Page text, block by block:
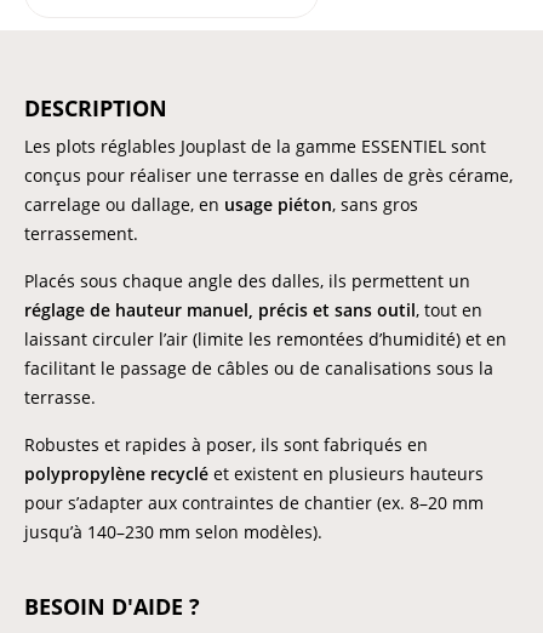
DESCRIPTION
Les plots réglables Jouplast de la gamme ESSENTIEL sont
conçus pour réaliser une terrasse en dalles de grès cérame,
carrelage ou dallage, en usage piéton, sans gros
terrassement.
Placés sous chaque angle des dalles, ils permettent un
réglage de hauteur manuel, précis et sans outil, tout en
laissant circuler l’air (limite les remontées d’humidité) et en
facilitant le passage de câbles ou de canalisations sous la
terrasse.
Robustes et rapides à poser, ils sont fabriqués en
polypropylène recyclé et existent en plusieurs hauteurs
pour s’adapter aux contraintes de chantier (ex. 8–20 mm
jusqu’à 140–230 mm selon modèles).
BESOIN D'AIDE ?